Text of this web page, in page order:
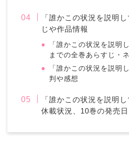
「誰かこの状況を説明
じや作品情報
「誰かこの状況を説明
までの全巻あらすじ・
「誰かこの状況を説明
判や感想
「誰かこの状況を説明
休載状況、10巻の発売